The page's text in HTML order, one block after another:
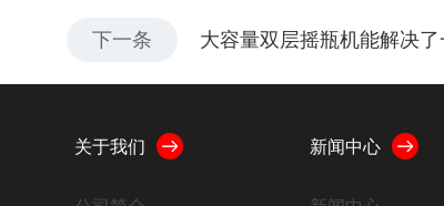
下一条 大容量双层摇瓶机能解决
关于我们 新闻中心